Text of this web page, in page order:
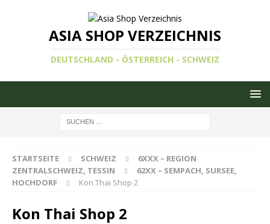
ASIA SHOP VERZEICHNIS
DEUTSCHLAND - ÖSTERREICH - SCHWEIZ
STARTSEITE SCHWEIZ
6XXX – REGION
ZENTRALSCHWEIZ, TESSIN
62XX – SEMPACH, SURSEE,
HOCHDORF
Kon Thai Shop 2
Kon Thai Shop 2